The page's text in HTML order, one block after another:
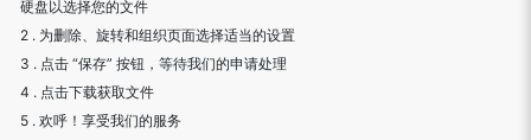
2 . 为删除、旋转和组织页面选择适当的设置
3 . 点击 “保存” 按钮，等待我们的申请处理
4 . 点击下载获取文件
5 . 欢呼！享受我们的服务